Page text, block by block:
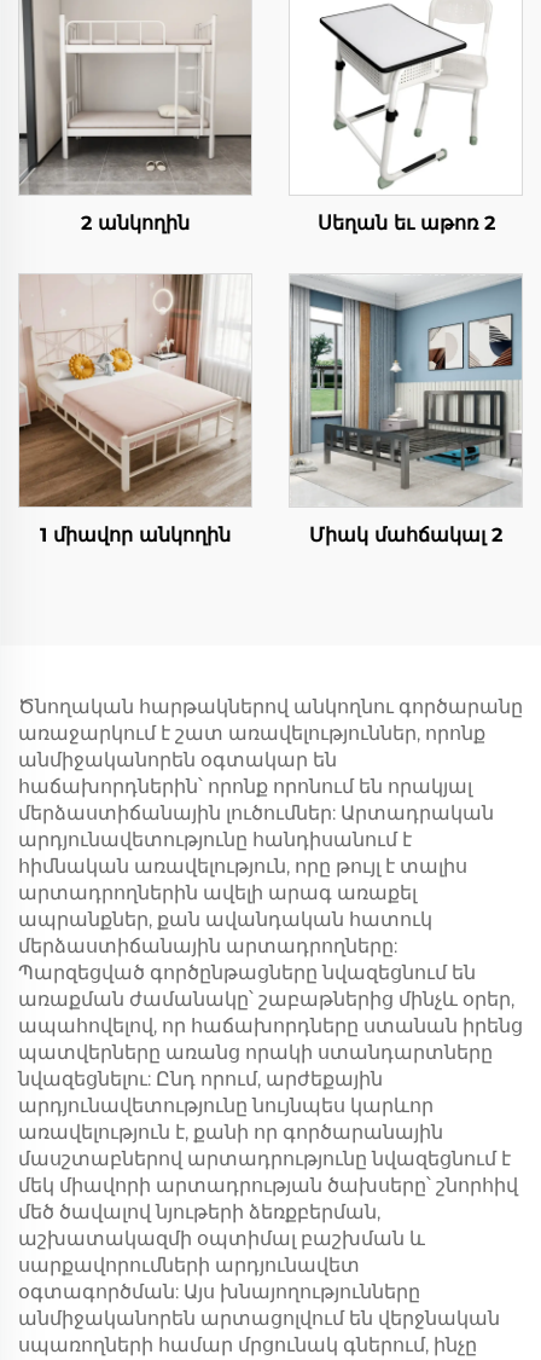
2 անկողին Սեղան եւ աթոռ 2
1 միավոր անկողին Միակ մահճակալ 2
Ծնողական հարթակներով անկողնու գործարանը
առաջարկում է շատ առավելություններ, որոնք
անմիջականորեն օգտակար են
հաճախորդներին՝ որոնք որոնում են որակյալ
մերձաստիճանային լուծումներ: Արտադրական
արդյունավետությունը հանդիսանում է
հիմնական առավելություն, որը թույլ է տալիս
արտադրողներին ավելի արագ առաքել
ապրանքներ, քան ավանդական հատուկ
մերձաստիճանային արտադրողները:
Պարզեցված գործընթացները նվազեցնում են
առաքման ժամանակը՝ շաբաթներից մինչև օրեր,
ապահովելով, որ հաճախորդները ստանան իրենց
պատվերները առանց որակի ստանդարտները
նվազեցնելու: Ընդ որում, արժեքային
արդյունավետությունը նույնպես կարևոր
առավելություն է, քանի որ գործարանային
մասշտաբներով արտադրությունը նվազեցնում է
մեկ միավորի արտադրության ծախսերը՝ շնորհիվ
մեծ ծավալով նյութերի ձեռքբերման,
աշխատակազմի օպտիմալ բաշխման և
սարքավորումների արդյունավետ
օգտագործման: Այս խնայողությունները
անմիջականորեն արտացոլվում են վերջնական
սպառողների համար մրցունակ գներում, ինչը